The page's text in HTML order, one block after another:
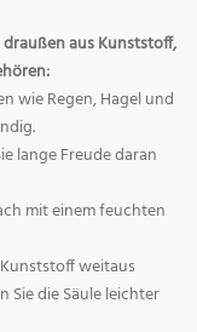
aus Kunststoff,
wie Regen, Hagel und
lange Freude daran
mit einem feuchten
weitaus
Sie die Säule leichter